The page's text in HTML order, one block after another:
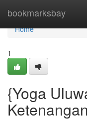
bookmarksbay
Home
Home
1
{Yoga